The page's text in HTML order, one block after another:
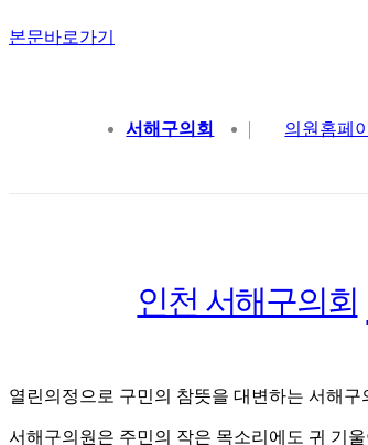
본문바로가기
서해구의회 의원홈페
인천 서해구의회
열린의정으로 구민의 참뜻을 대변하는 서해구
서해구의원은 주민의 작은 목소리 에도 귀 기